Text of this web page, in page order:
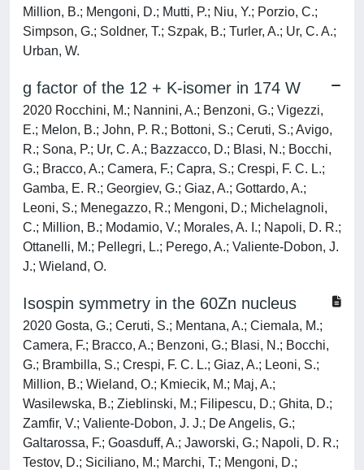
Million, B.; Mengoni, D.; Mutti, P.; Niu, Y.; Porzio, C.;
Simpson, G.; Soldner, T.; Szpak, B.; Turler, A.; Ur, C. A.;
Urban, W.
g factor of the 12 + K-isomer in 174 W
2020 Rocchini, M.; Nannini, A.; Benzoni, G.; Vigezzi,
E.; Melon, B.; John, P. R.; Bottoni, S.; Ceruti, S.; Avigo,
R.; Sona, P.; Ur, C. A.; Bazzacco, D.; Blasi, N.; Bocchi,
G.; Bracco, A.; Camera, F.; Capra, S.; Crespi, F. C. L.;
Gamba, E. R.; Georgiev, G.; Giaz, A.; Gottardo, A.;
Leoni, S.; Menegazzo, R.; Mengoni, D.; Michelagnoli,
C.; Million, B.; Modamio, V.; Morales, A. I.; Napoli, D. R.;
Ottanelli, M.; Pellegri, L.; Perego, A.; Valiente-Dobon, J.
J.; Wieland, O.
Isospin symmetry in the 60Zn nucleus
2020 Gosta, G.; Ceruti, S.; Mentana, A.; Ciemala, M.;
Camera, F.; Bracco, A.; Benzoni, G.; Blasi, N.; Bocchi,
G.; Brambilla, S.; Crespi, F. C. L.; Giaz, A.; Leoni, S.;
Million, B.; Wieland, O.; Kmiecik, M.; Maj, A.;
Wasilewska, B.; Zieblinski, M.; Filipescu, D.; Ghita, D.;
Zamfir, V.; Valiente-Dobon, J. J.; De Angelis, G.;
Galtarossa, F.; Goasduff, A.; Jaworski, G.; Napoli, D. R.;
Testov, D.; Siciliano, M.; Marchi, T.; Mengoni, D.;